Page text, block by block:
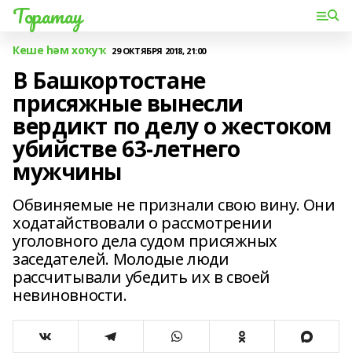
Торатау
Кеше һәм хоҡуҡ 29 ОКТЯБРЯ 2018, 21:00
В Башкортостане
присяжные вынесли
вердикт по делу о жестоком
убийстве 63-летнего
мужчины
Обвиняемые не признали свою вину. Они
ходатайствовали о рассмотрении
уголовного дела судом присяжных
заседателей. Молодые люди
рассчитывали убедить их в своей
невиновности.